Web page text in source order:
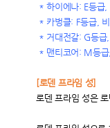
*하이에나: E등급
* 카벙클: F등급,
* 거대전갈: G등급
* 맨티코어: M등
[로덴 프라임 성]
로덴 프라임 성은